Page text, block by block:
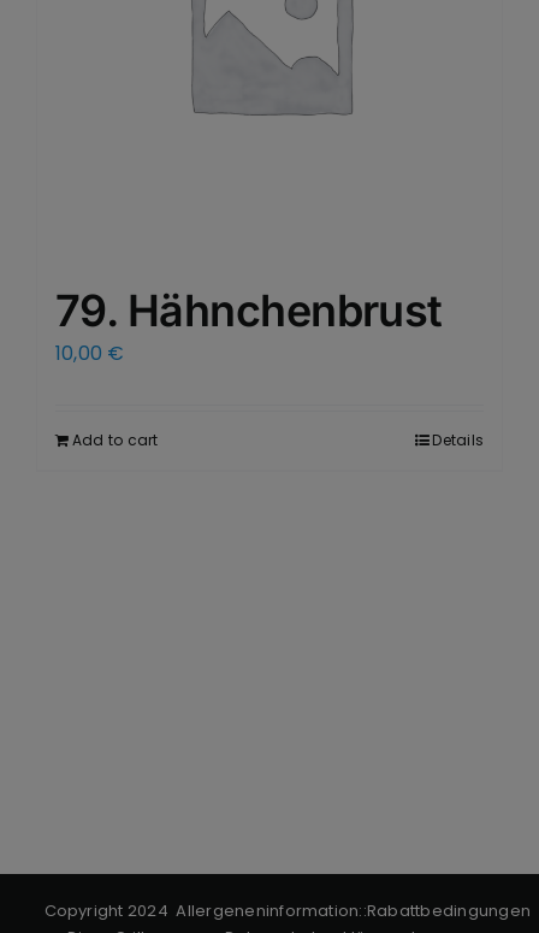
79. Hähnchenbrust
10,00 €
Add to cart Details
Copyright 2024 Allergeneninformation::Rabattbedingungen